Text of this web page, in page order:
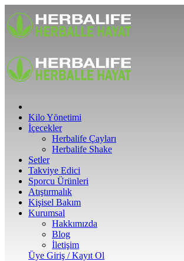
Kilo Yönetimi
İçecekler
Herbalife Çayları
Herbalife Shake
Setler
Takviye Edici
Sporcu Ürünleri
Atıştırmalık
Kişisel Bakım
Kurumsal
Hakkımızda
Blog
İletişim
Üye Giriş / Kayıt Ol